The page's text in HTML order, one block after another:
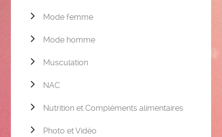
Mode femme
Mode homme
Musculation
NAC
Nutrition et Compléments alimentaires
Photo et Vidéo